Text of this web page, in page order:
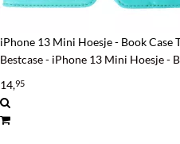
iPhone 13 Mini Hoesje - Book Case
Bestcase - iPhone 13 Mini Hoesje -
14,95